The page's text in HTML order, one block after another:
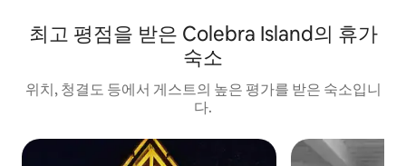
최고 평점을 받은 Colebra Island의 휴가
숙소
위치, 청결도 등에서 게스트의 높은 평가를 받은 숙소입니
다.